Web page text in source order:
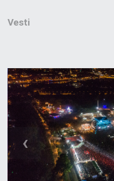
Vesti
‹